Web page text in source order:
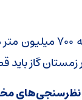
وی افزود: این
زمستان گاز